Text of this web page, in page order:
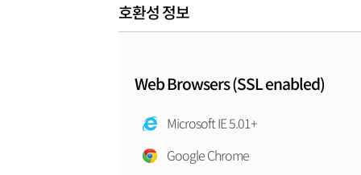
호환성 정보
Web Browsers (SSL enabled)
Microsoft IE 5.01+
Google Chrome